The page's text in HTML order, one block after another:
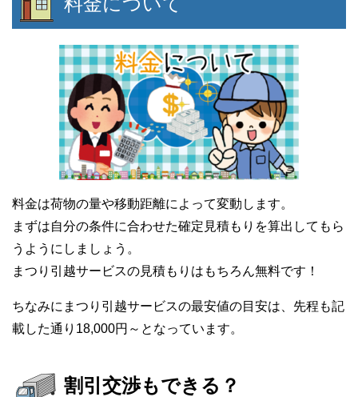
料金は荷物の量や移動距離によって変動します。
まずは自分の条件に合わせた確定見積もりを算出してもら
うようにしましょう。
まつり引越サービスの見積もりはもちろん無料です！
ちなみにまつり引越サービスの最安値の目安は、先程も記
載した通り18,000円～となっています。
割引交渉もできる？